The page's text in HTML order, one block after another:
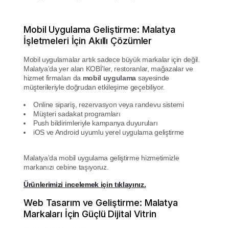
Mobil Uygulama Geliştirme: Malatya
İşletmeleri İçin Akıllı Çözümler
Mobil uygulamalar artık sadece büyük markalar için değil.
Malatya’da yer alan KOBİ’ler, restoranlar, mağazalar ve
hizmet firmaları da mobil uygulama sayesinde
müşterileriyle doğrudan etkileşime geçebiliyor.
Online sipariş, rezervasyon veya randevu sistemi
Müşteri sadakat programları
Push bildirimleriyle kampanya duyuruları
iOS ve Android uyumlu yerel uygulama geliştirme
Malatya’da mobil uygulama geliştirme hizmetimizle
markanızı cebine taşıyoruz.
Ürünlerimizi incelemek için tıklayınız.
Web Tasarım ve Geliştirme: Malatya
Markaları İçin Güçlü Dijital Vitrin